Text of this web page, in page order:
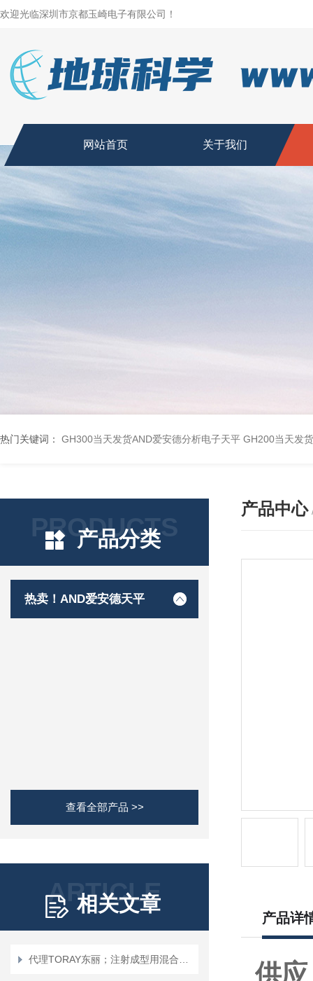
欢迎光临深圳市京都玉崎电子有限公司！
网站首页 关于我们
热门关键词： GH300当天发货AND爱安德分析电子天平 GH200当天发
PRODUCTS
产品分类
热卖！AND爱安德天平
查看全部产品 >>
ARTICLE
相关文章
产品中心
产品详
供